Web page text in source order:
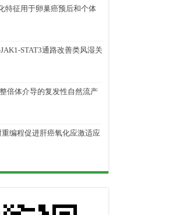
特征用于卵巢癌预后和个体
STAT3通路改善类风湿关
倍体介导的复发性自然流产
重编程促进肝癌氧化应激适应